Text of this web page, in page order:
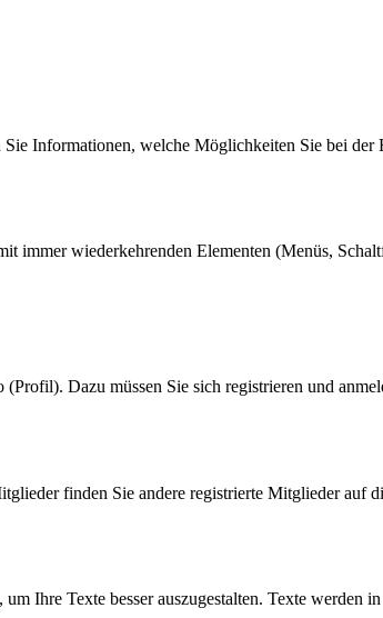
Informationen, welche Möglichkeiten Sie bei der
immer wiederkehrenden Elementen (Menüs,
Dazu müssen Sie sich registrieren und
finden Sie andere registrierte Mitglieder auf
Ihre Texte besser auszugestalten. Texte werden